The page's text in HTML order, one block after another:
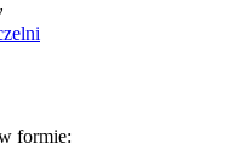
formie: